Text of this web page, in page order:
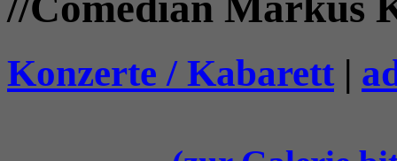
Konzerte / Kabarett |